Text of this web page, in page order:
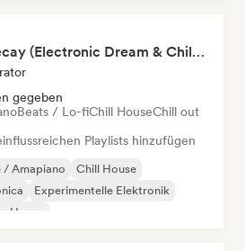
Aaron Decay (Electronic Dream & Chill Electronic Dream playlists)
gegeben
Beats / Lo-fiChill HouseChill out
Playlists hinzufügen
/ Amapiano
Chill House
Experimentelle Elektronik
House